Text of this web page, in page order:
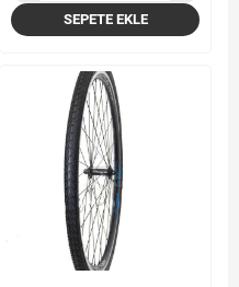
SEPETE EKLE